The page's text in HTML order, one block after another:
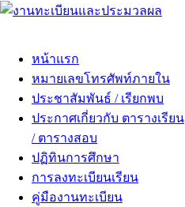
หน้าแรก
หมายเลขโทรศัพท์ภายใน
ประชาสัมพันธ์ / เรียกพบ
ประกาศเกี่ยวกับ ตารางเรียน
/ ตารางสอบ
ปฏิทินการศึกษา
การลงทะเบียนเรียน
คู่มืองานทะเบียน